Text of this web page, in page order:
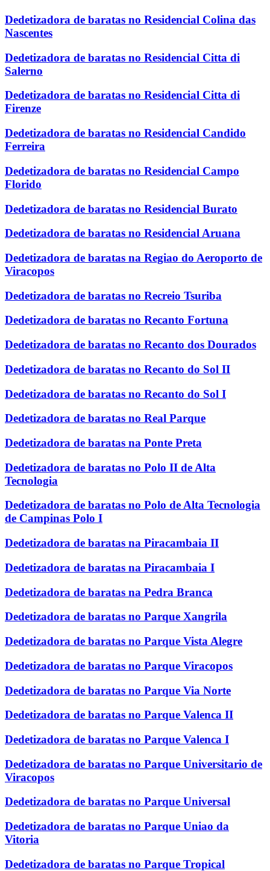
Dedetizadora de baratas no Residencial Colina das
Nascentes
Dedetizadora de baratas no Residencial Citta di
Salerno
Dedetizadora de baratas no Residencial Citta di
Firenze
Dedetizadora de baratas no Residencial Candido
Ferreira
Dedetizadora de baratas no Residencial Campo
Florido
Dedetizadora de baratas no Residencial Burato
Dedetizadora de baratas no Residencial Aruana
Dedetizadora de baratas na Regiao do Aeroporto de
Viracopos
Dedetizadora de baratas no Recreio Tsuriba
Dedetizadora de baratas no Recanto Fortuna
Dedetizadora de baratas no Recanto dos Dourados
Dedetizadora de baratas no Recanto do Sol II
Dedetizadora de baratas no Recanto do Sol I
Dedetizadora de baratas no Real Parque
Dedetizadora de baratas na Ponte Preta
Dedetizadora de baratas no Polo II de Alta
Tecnologia
Dedetizadora de baratas no Polo de Alta Tecnologia
de Campinas Polo I
Dedetizadora de baratas na Piracambaia II
Dedetizadora de baratas na Piracambaia I
Dedetizadora de baratas na Pedra Branca
Dedetizadora de baratas no Parque Xangrila
Dedetizadora de baratas no Parque Vista Alegre
Dedetizadora de baratas no Parque Viracopos
Dedetizadora de baratas no Parque Via Norte
Dedetizadora de baratas no Parque Valenca II
Dedetizadora de baratas no Parque Valenca I
Dedetizadora de baratas no Parque Universitario de
Viracopos
Dedetizadora de baratas no Parque Universal
Dedetizadora de baratas no Parque Uniao da
Vitoria
Dedetizadora de baratas no Parque Tropical